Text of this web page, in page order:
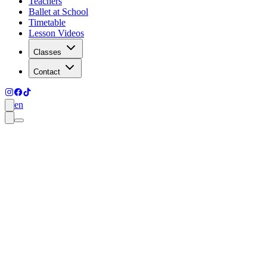
Ballet at School
Timetable
Lesson Videos
Classes
Contact
en